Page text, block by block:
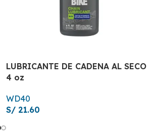
LUBRICANTE DE CADENA AL SECO
4 oz
WD40
S/ 21.60